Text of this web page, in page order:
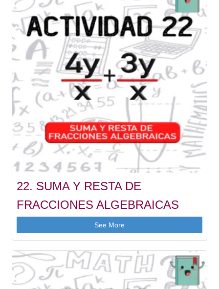
22. SUMA Y RESTA DE
FRACCIONES ALGEBRAICAS
See More